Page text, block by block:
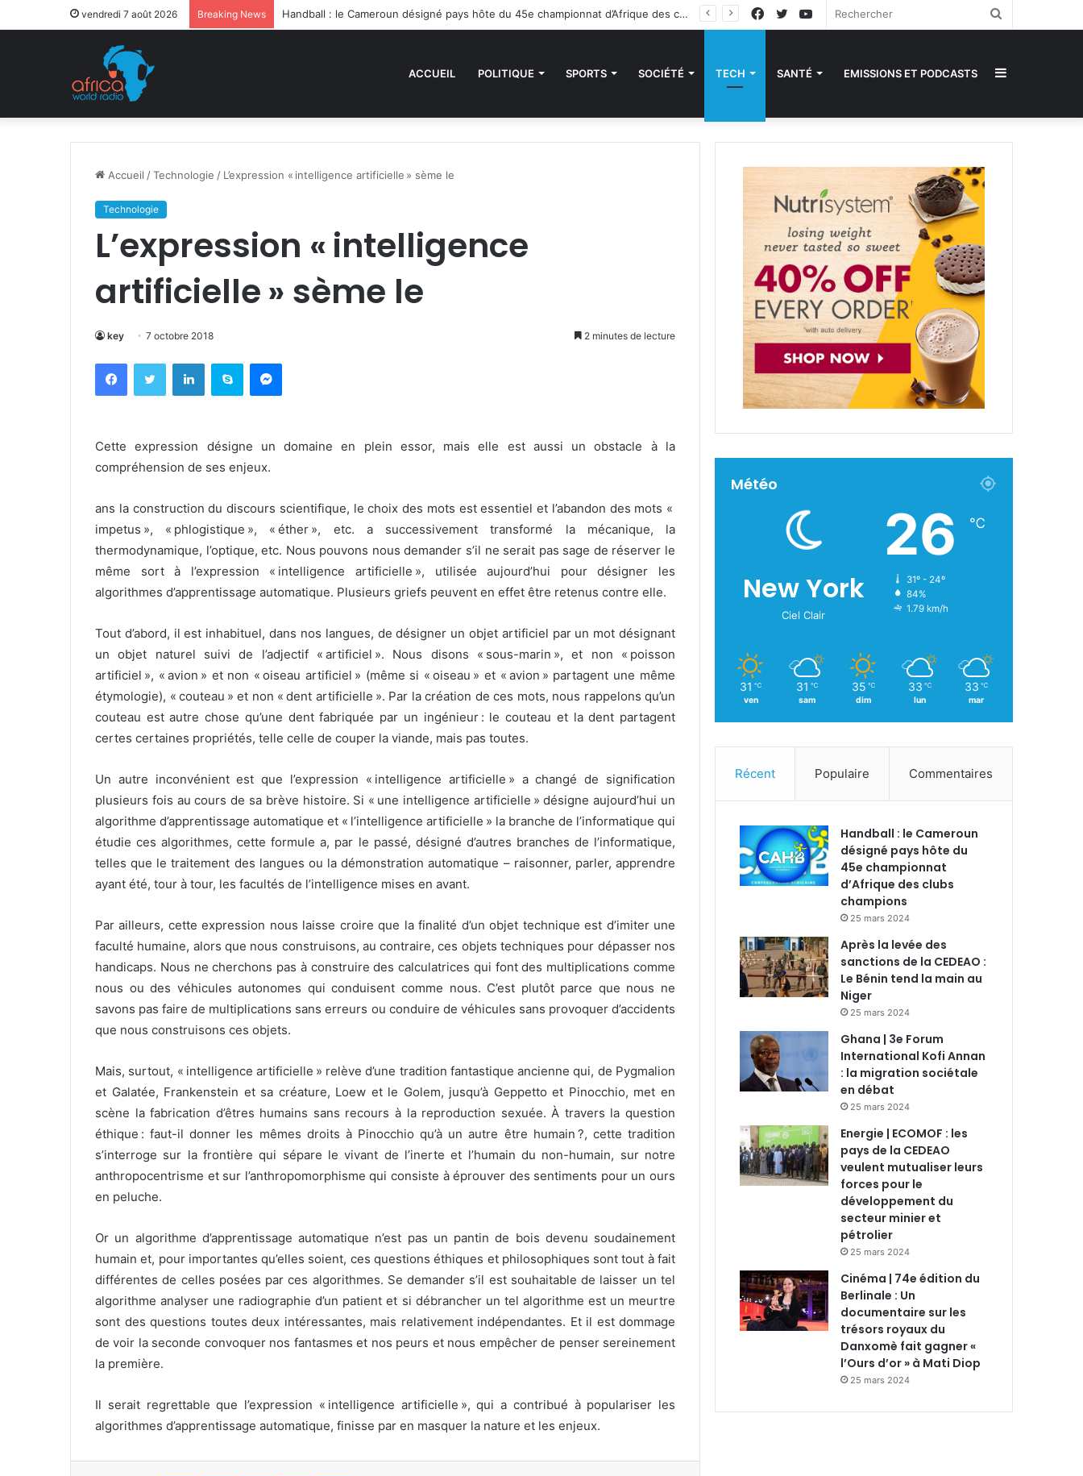
vendredi 7 août 2026 Breaking News Après la levée des sanctions de la CEDEAO : Le Bénin tend la main au Niger YouTube
Twitter
Facebook
ACCUEIL POLITIQUE SPORTS SOCIÉTÉ TECH SANTÉ EMISSIONS ET PODCASTS
Accueil /Technologie / L’expression « intelligence artificielle » sème le
Technologie
L’expression « intelligence
artificielle » sème le
key 7 octobre 2018 2 minutes de lecture
Cette expression désigne un domaine en plein essor, mais elle est aussi un obstacle à la
compréhension de ses enjeux.
ans la construction du discours scientifique, le choix des mots est essentiel et l’abandon des mots «
impetus », « phlogistique », « éther », etc. a successivement transformé la mécanique, la
thermodynamique, l’optique, etc. Nous pouvons nous demander s’il ne serait pas sage de réserver le
même sort à l’expression « intelligence artificielle », utilisée aujourd’hui pour désigner les
algorithmes d’apprentissage automatique. Plusieurs griefs peuvent en effet être retenus contre elle.
Tout d’abord, il est inhabituel, dans nos langues, de désigner un objet artificiel par un mot désignant
un objet naturel suivi de l’adjectif « artificiel ». Nous disons « sous-marin », et non « poisson
artificiel », « avion » et non « oiseau artificiel » (même si « oiseau » et « avion » partagent une même
étymologie), « couteau » et non « dent artificielle ». Par la création de ces mots, nous rappelons qu’un
couteau est autre chose qu’une dent fabriquée par un ingénieur : le couteau et la dent partagent
certes certaines propriétés, telle celle de couper la viande, mais pas toutes.
Un autre inconvénient est que l’expression « intelligence artificielle » a changé de signification
plusieurs fois au cours de sa brève histoire. Si « une intelligence artificielle » désigne aujourd’hui un
algorithme d’apprentissage automatique et « l’intelligence artificielle » la branche de l’informatique qui
étudie ces algorithmes, cette formule a, par le passé, désigné d’autres branches de l’informatique,
telles que le traitement des langues ou la démonstration automatique – raisonner, parler, apprendre
ayant été, tour à tour, les facultés de l’intelligence mises en avant.
Par ailleurs, cette expression nous laisse croire que la finalité d’un objet technique est d’imiter une
faculté humaine, alors que nous construisons, au contraire, ces objets techniques pour dépasser nos
handicaps. Nous ne cherchons pas à construire des calculatrices qui font des multiplications comme
nous ou des véhicules autonomes qui conduisent comme nous. C’est plutôt parce que nous ne
savons pas faire de multiplications sans erreurs ou conduire de véhicules sans provoquer d’accidents
que nous construisons ces objets.
Mais, surtout, « intelligence artificielle » relève d’une tradition fantastique ancienne qui, de Pygmalion
et Galatée, Frankenstein et sa créature, Loew et le Golem, jusqu’à Geppetto et Pinocchio, met en
scène la fabrication d’êtres humains sans recours à la reproduction sexuée. À travers la question
éthique : faut-il donner les mêmes droits à Pinocchio qu’à un autre être humain ?, cette tradition
s’interroge sur la frontière qui sépare le vivant de l’inerte et l’humain du non-humain, sur notre
anthropocentrisme et sur l’anthropomorphisme qui consiste à éprouver des sentiments pour un ours
en peluche.
Or un algorithme d’apprentissage automatique n’est pas un pantin de bois devenu soudainement
humain et, pour importantes qu’elles soient, ces questions éthiques et philosophiques sont tout à fait
différentes de celles posées par ces algorithmes. Se demander s’il est souhaitable de laisser un tel
algorithme analyser une radiographie d’un patient et si débrancher un tel algorithme est un meurtre
sont des questions toutes deux intéressantes, mais relativement indépendantes. Et il est dommage
de voir la seconde convoquer nos fantasmes et nos peurs et nous empêcher de penser sereinement
la première.
Il serait regrettable que l’expression « intelligence artificielle », qui a contribué à populariser les
algorithmes d’apprentissage automatique, finisse par en masquer la nature et les enjeux.
Météo
New York
Ciel Clair
26 ℃
31º - 24º
84%
1.79 km/h
31 ℃
ven
31 ℃
sam
35 ℃
dim
33 ℃
lun
33 ℃
mar
Récent Populaire Commentaires
Handball : le Cameroun
désigné pays hôte du
45e championnat
d’Afrique des clubs
champions
25 mars 2024
Après la levée des
sanctions de la CEDEAO :
Le Bénin tend la main au
Niger
25 mars 2024
Ghana | 3e Forum
International Kofi Annan
: la migration sociétale
en débat
25 mars 2024
Energie | ECOMOF : les
pays de la CEDEAO
veulent mutualiser leurs
forces pour le
développement du
secteur minier et
pétrolier
25 mars 2024
Cinéma | 74e édition du
Berlinale : Un
documentaire sur les
trésors royaux du
Danxomè fait gagner «
l’Ours d’or » à Mati Diop
25 mars 2024